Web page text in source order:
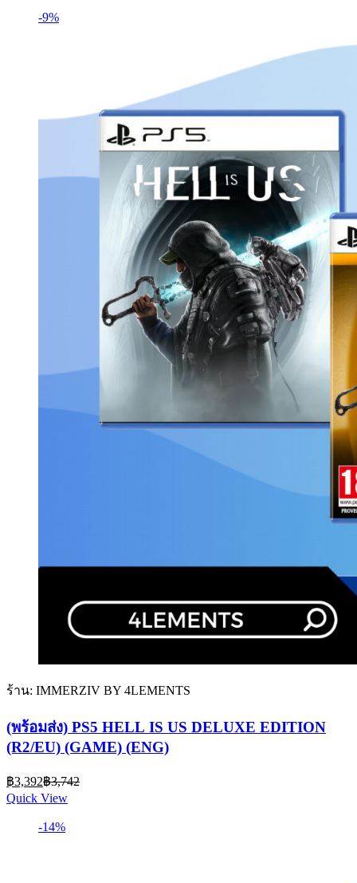
฿2,709.
-9%
ร้าน: IMMERZIV BY 4LEMENTS
(พร้อมส่ง) PS5 HELL IS US DELUXE EDITION
(R2/EU) (GAME) (ENG)
฿3,392Current
price
is:
฿3,392.
฿3,742
Quick View
-14%